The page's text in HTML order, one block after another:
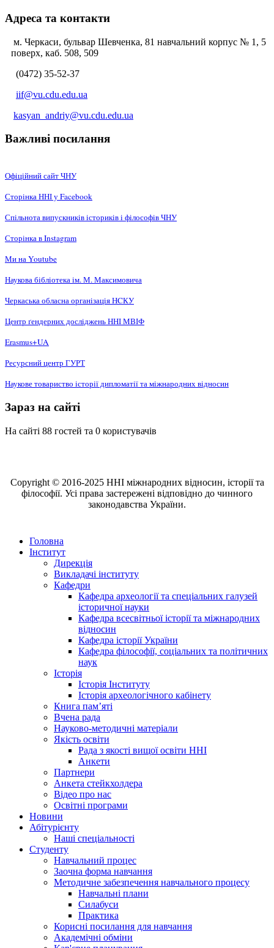
Адреса та контакти
м. Черкаси, бульвар Шевченка, 81 навчальний корпус № 1, 5
поверх, каб. 508, 509
(0472) 35-52-37
iif@vu.cdu.edu.ua
kasyan_andriy@vu.cdu.edu.ua
Важливі посилання
Офіційний сайт ЧНУ
Сторінка ННІ у Facebook
Спільнота випускників істориків і філософів ЧНУ
Сторінка в Instagram
Ми на Youtube
Наукова бібліотека ім. М. Максимовича
Черкаська обласна організація НCКУ
Центр ґендерних досліджень ННІ МВІФ
Erasmus+UA
Ресурсний центр ГУРТ
Наукове товариство історії дипломатії та міжнародних відносин
Зараз на сайті
На сайті 88 гостей та 0 користувачів
Copyright © 2016-2025 ННІ міжнародних відносин, історії та
філософії. Усі права застережені відповідно до чинного
законодавства України.
Головна
Інститут
Дирекція
Викладачі інституту
Кафедри
Кафедра археології та спеціальних галузей
історичної науки
Кафедра всесвітньої історії та міжнародних
відносин
Кафедра історії України
Кафедра філософії, соціальних та політичних
наук
Історія
Історія Інституту
Історія археологічного кабінету
Книга памʼяті
Вчена рада
Науково-методичні матеріали
Якість освіти
Рада з якості вищої освіти ННІ
Анкети
Партнери
Анкета стейкхолдера
Відео про нас
Освітні програми
Hовини
Абітурієнту
Наші спеціальності
Студенту
Навчальний процес
Заочна форма навчання
Методичне забезпечення навчального процесу
Навчальні плани
Силабуси
Практика
Корисні посилання для навчання
Академічні обміни